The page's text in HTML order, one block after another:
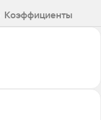
Коэффициенты